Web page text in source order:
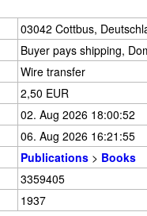
03042 Cottbus,
Buyer pays shipping,
Wire transfer
2,50 EUR
02. Aug 2026 18:00:52
06. Aug 2026 16:21:55
Publications > Books
3359405
1937